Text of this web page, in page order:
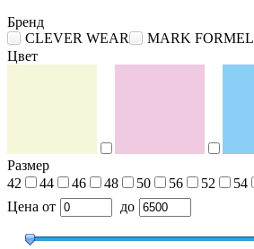
Бренд
CLEVER WEAR
MARK
Цвет
Размер
42
44 46 48 50 56 52 54
Цена от до